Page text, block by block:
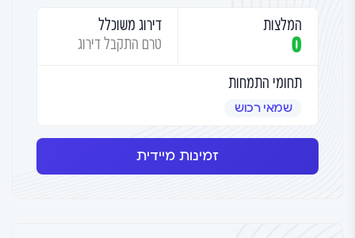
המלצות
0
דירוג משוכלל
טרם התקבל דירוג
תחומי התמחות
שמאי רכוש
זמינות מיידית